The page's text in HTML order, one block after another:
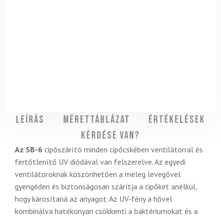
Leírás Mérettáblázat
Értékelések
Kérdése van?
Az SB-6 cipőszárító minden cipőcskében ventilátorral és
fertőtlenítő UV diódával van felszerelve. Az egyedi
ventilátoroknak köszönhetően a meleg levegővel
gyengéden és biztonságosan szárítja a cipőket anélkül,
hogy károsítaná az anyagot. Az UV-fény a hővel
kombinálva hatékonyan csökkenti a baktériumokat és a